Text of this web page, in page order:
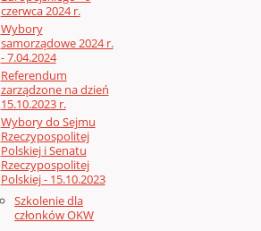
czerwca 2024 r.
Wybory
samorządowe 2024 r.
- 7.04.2024
Referendum
zarządzone na dzień
15.10.2023 r.
Wybory do Sejmu
Rzeczypospolitej
Polskiej i Senatu
Rzeczypospolitej
Polskiej - 15.10.2023
Szkolenie dla
członków OKW